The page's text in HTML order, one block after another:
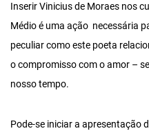
Inserir Vinicius de Moraes nos
Médio é uma ação necessária
peculiar como este poeta
o compromisso com o amor –
nosso tempo.
Pode-se iniciar a apresentação